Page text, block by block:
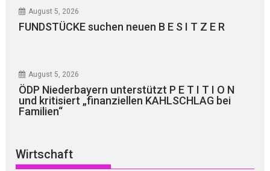
August 5, 2026
FUNDSTÜCKE suchen neuen B E S I T Z E R
August 5, 2026
ÖDP Niederbayern unterstützt P E T I T I O N
und kritisiert „finanziellen KAHLSCHLAG bei
Familien“
Wirtschaft